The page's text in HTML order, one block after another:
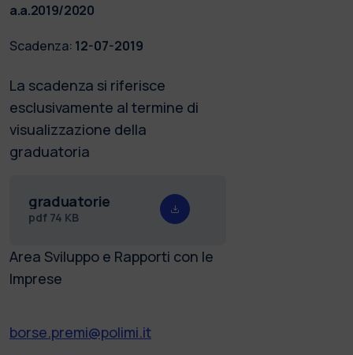
a.a.2019/2020
Scadenza: 12-07-2019
La scadenza si riferisce
esclusivamente al termine di
visualizzazione della
graduatoria
graduatorie
pdf 74 KB
Area Sviluppo e Rapporti con le
Imprese
borse.premi@polimi.it